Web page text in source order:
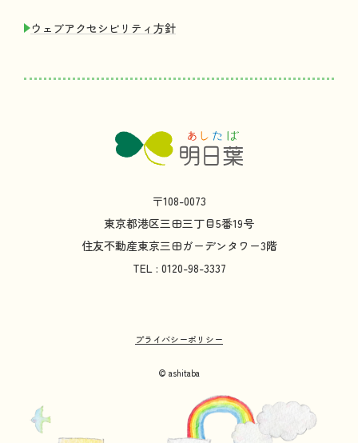
ウェブアクセシビリティ 方針
〒108-0073
東京都港区三田三丁目5番19号
住友不動産東京三田ガーデンタワー3階
TEL : 0120-98-3337
プライバシーポリシー
© ashitaba